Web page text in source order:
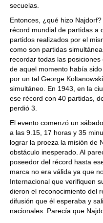
secuelas.
Entonces, ¿qué hizo
récord mundial de partidas a
partidos realizados por el
como son partidas
recordar todas las
de aquel momento había
por un tal George
simultáneo. En 1943, en la
ese récord con 40 partidas,
perdió 3.
El evento comenzó un
a las 9.15, 17 horas y 35
lograr la proeza la misión de
obstáculo inesperado. Al
poseedor del récord hasta
marca no era válida ya que
Internacional que verifiquen
dieron el reconocimiento del
difusión que él esperaba y
nacionales. Parecía que